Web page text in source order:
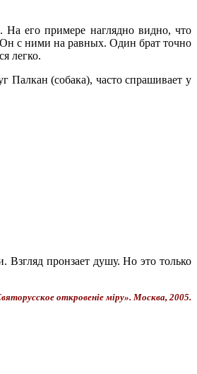
На его примере наглядно видно, что
с ними на равных. Один брат точно
легко.
Палкан (собака), часто спрашивает у
Взгляд пронзает душу. Но это только
откровенiе мiру». Москва, 2005.